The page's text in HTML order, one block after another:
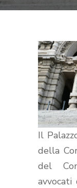
Il
della
del